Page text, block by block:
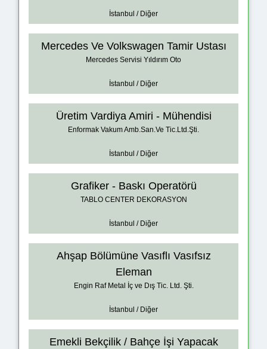
İstanbul / Diğer
Mercedes Ve Volkswagen Tamir Ustası
Mercedes Servisi Yıldırım Oto
İstanbul / Diğer
Üretim Vardiya Amiri - Mühendisi
Enformak Vakum Amb.San.Ve Tic.Ltd.Şti.
İstanbul / Diğer
Grafiker - Baskı Operatörü
TABLO CENTER DEKORASYON
İstanbul / Diğer
Ahşap Bölümüne Vasıflı Vasıfsız
Eleman
Engin Raf Metal İç ve Dış Tic. Ltd. Şti.
İstanbul / Diğer
Emekli Bekçilik / Bahçe İşi Yapacak